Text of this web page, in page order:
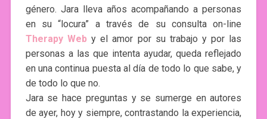
género. Jara lleva años acompañando a personas
en su “locura” a través de su consulta on-line
Therapy Web y el amor por su trabajo y por las
personas a las que intenta ayudar, queda reflejado
en una continua puesta al día de todo lo que sabe, y
de todo lo que no.
Jara se hace preguntas y se sumerge en autores
de ayer, hoy y siempre, contrastando la experiencia,